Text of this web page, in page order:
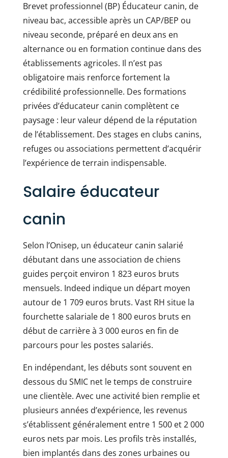
Brevet professionnel (BP) Éducateur canin, de
niveau bac, accessible après un CAP/BEP ou
niveau seconde, préparé en deux ans en
alternance ou en formation continue dans des
établissements agricoles. Il n’est pas
obligatoire mais renforce fortement la
crédibilité professionnelle. Des formations
privées d’éducateur canin complètent ce
paysage : leur valeur dépend de la réputation
de l’établissement. Des stages en clubs canins,
refuges ou associations permettent d’acquérir
l’expérience de terrain indispensable.
Salaire éducateur
canin
Selon l’Onisep, un éducateur canin salarié
débutant dans une association de chiens
guides perçoit environ 1 823 euros bruts
mensuels. Indeed indique un départ moyen
autour de 1 709 euros bruts. Vast RH situe la
fourchette salariale de 1 800 euros bruts en
début de carrière à 3 000 euros en fin de
parcours pour les postes salariés.
En indépendant, les débuts sont souvent en
dessous du SMIC net le temps de construire
une clientèle. Avec une activité bien remplie et
plusieurs années d’expérience, les revenus
s’établissent généralement entre 1 500 et 2 000
euros nets par mois. Les profils très installés,
bien implantés dans des zones urbaines ou